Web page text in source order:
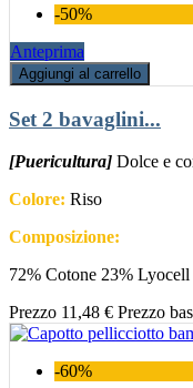
-50%
Anteprima
Aggiungi al carrello
Set 2 bavaglini...
[Puericultura] Dolce e
Colore: Riso
Composizione:
72% Cotone 23%
Prezzo 11,48 € Prezzo
-60%